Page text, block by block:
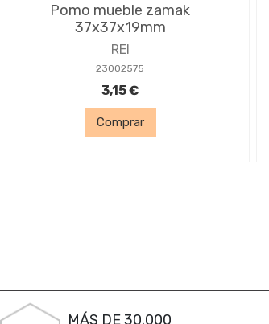
Pomo mueble zamak
37x37x19mm
REI
23002575
3,15 €
Comprar
MÁS DE 30.000